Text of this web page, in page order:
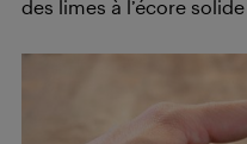
des limes à l’écore